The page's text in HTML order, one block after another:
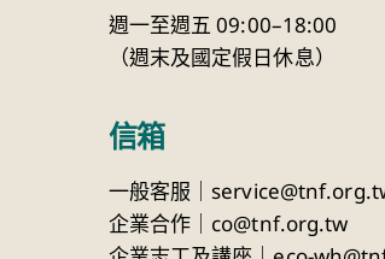
週一至週五 09:00–18:00
（週末及國定假日休息）
信箱
一般客服｜
企業合作
co@tnf.org.tw